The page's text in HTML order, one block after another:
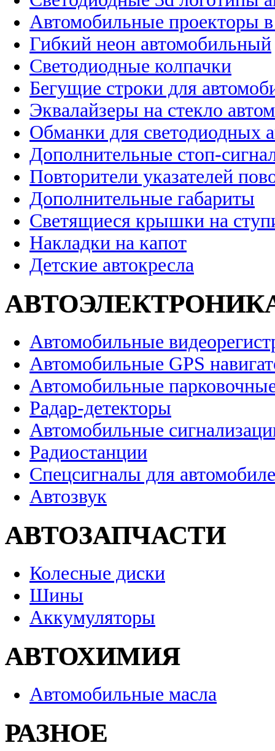
Автомобильные проекторы
Гибкий неон автомобильный
Светодиодные колпачки
Бегущие строки для
Эквалайзеры на стекло
Обманки для светодиодных
Дополнительные стоп-
Повторители указателей
Дополнительные габариты
Светящиеся крышки на
Накладки на капот
Детские автокресла
Автомобильные
Автомобильные GPS
Автомобильные
Радар-детекторы
Автомобильные
Радиостанции
Спецсигналы для
Автозвук
АВТОЗАПЧАСТИ
Колесные диски
Шины
Аккумуляторы
АВТОХИМИЯ
Автомобильные масла
РАЗНОЕ